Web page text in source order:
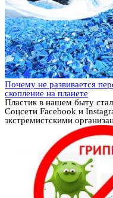
Почему не развивается
скопление на планете
Пластик в нашем быту
Соцсети Facebook и
экстремистскими